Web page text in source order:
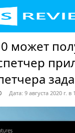
может
Дата: 9 августа 2020 г. в